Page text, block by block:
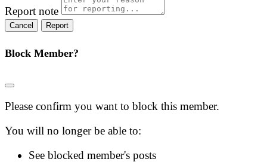
Report note
Report
Block Member?
Please confirm you want to block this member.
You will no longer be able to:
See blocked member's posts